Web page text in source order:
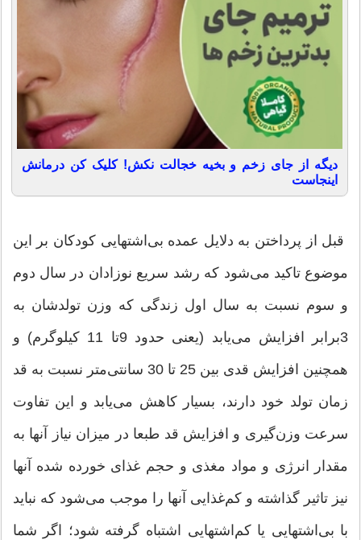
دیگه از جای زخم و بخیه خجالت نکش! کلیک کن درمانش
اینجاست
قبل از پرداختن به دلایل عمده بی‌اشتهایی كودكان بر این
موضوع تاكید می‌شود كه رشد سریع نوزادان در سال دوم
و سوم نسبت به سال اول زندگی كه وزن تولدشان به
3برابر افزایش می‌یابد (یعنی حدود 9تا 11 كیلوگرم) و
همچنین افزایش قدی بین 25 تا 30 سانتی‌متر نسبت به قد
زمان تولد خود دارند، بسیار كاهش می‌یابد و این تفاوت
سرعت وزن‌گیری و افزایش قد طبعا در میزان نیاز آنها به
مقدار انرژی و مواد مغذی و حجم غذای خورده شده آنها
نیز تاثیر گذاشته و كم‌غذایی آنها را موجب می‌شود كه نباید
با بی‌اشتهایی یا كم‌اشتهایی اشتباه گرفته شود؛ اگر شما